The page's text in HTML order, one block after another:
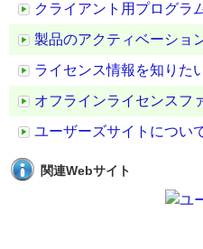
クライアント用プログラ
製品のアクティベーショ
ライセンス情報を知りた
オフラインライセンスフ
ユーザーズサイトについ
関連Webサイト